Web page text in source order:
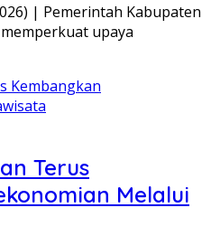
| Pemerintah Kabupaten
upaya
Terus
Melalui